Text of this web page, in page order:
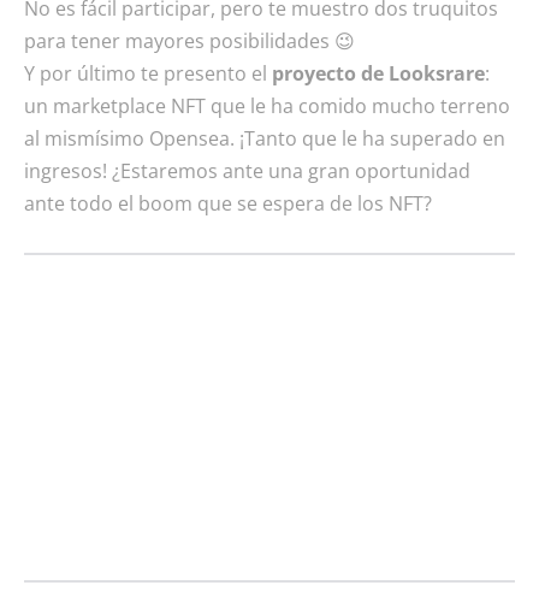
No es fácil participar, pero te muestro dos truquitos
para tener mayores posibilidades 😉
Y por último te presento el proyecto de Looksrare:
un marketplace NFT que le ha comido mucho terreno
al mismísimo Opensea. ¡Tanto que le ha superado en
ingresos! ¿Estaremos ante una gran oportunidad
ante todo el boom que se espera de los NFT?